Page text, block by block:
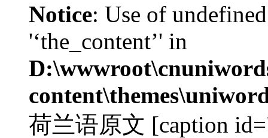
Notice: Use of
'‘the_content’' in
荷兰语原文 [caption